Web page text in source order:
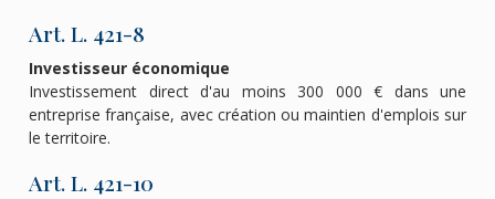
Art. L. 421-8
Investisseur économique
Investissement direct d'au moins 300 000 € dans une
entreprise française, avec création ou maintien d'emplois sur
le territoire.
Art. L. 421-10